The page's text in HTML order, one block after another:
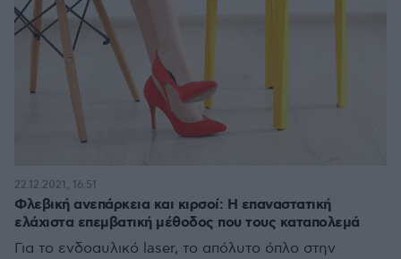
Φλεβική ανεπάρκεια και κιρσοί: Η επαναστατική
ελάχιστα επεμβατική μέθοδος που τους καταπολεμά
Για το ενδοαυλικό laser, το απόλυτο όπλο στην
22.12.2021, 16:51